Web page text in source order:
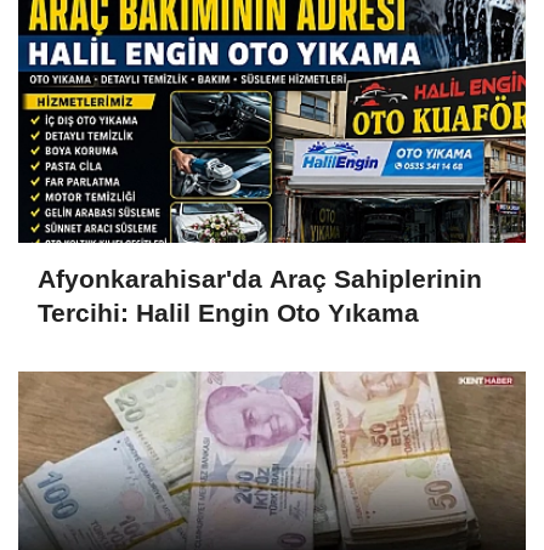
Afyonkarahisar'da Araç Sahiplerinin
Tercihi: Halil Engin Oto Yıkama